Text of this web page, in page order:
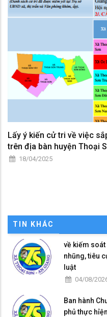
Lấy ý kiến cử tri về việc
trên địa bàn huyện Thoại
18/04/2025
TIN KHÁC
về kiếm
nhũng, tiêu
luật
04/08/
Ban hành
phủ thực